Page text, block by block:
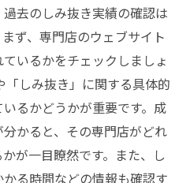
去のしみ抜き実績の確認は
ず、専門店のウェブサイト
いるかをチェックしましょ
「しみ抜き」に関する具体的
るかどうかが重要です。成
かると、その専門店がどれ
が一目瞭然です。また、し
る時間などの情報も確認す